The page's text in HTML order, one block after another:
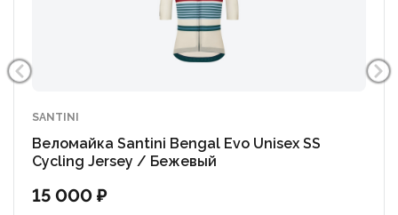
окантовкой для прочности и практичности. Джерси
Super Lite — это идеальное сочетание дизайна и
функциональности, которое позволит вам стильно и
легко преодолевать любые препятствия на
велосипеде.
- Приталенный крой
- Одинаково подходит мужчинам и женщинам
SANTINI
Веломайка Santini Bengal Evo Unisex SS
Cycling Jersey / Бежевый
15 000 ₽